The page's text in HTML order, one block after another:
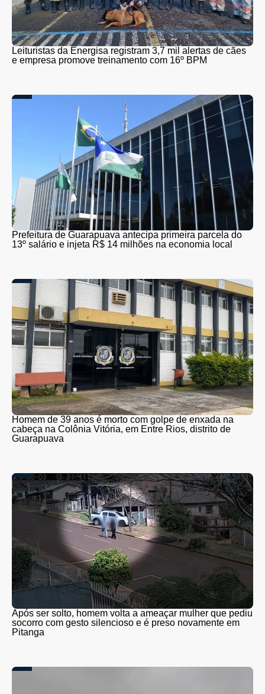
Leituristas da Energisa registram 3,7 mil alertas de cães
e empresa promove treinamento com 16º BPM
Prefeitura de Guarapuava antecipa primeira parcela do
13º salário e injeta R$ 14 milhões na economia local
Homem de 39 anos é morto com golpe de enxada na
cabeça na Colônia Vitória, em Entre Rios, distrito de
Guarapuava
Após ser solto, homem volta a ameaçar mulher que pediu
socorro com gesto silencioso e é preso novamente em
Pitanga